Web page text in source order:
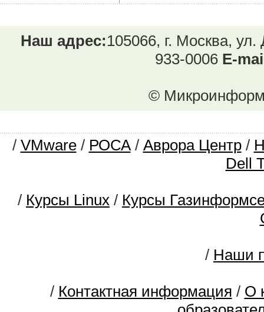
Наш адрес:105066, г. Москва,
933-0006 E-
©
/ VMware/ РОСА/ Аврора Центр/
Dell
/ Курсы Linux / Курсы
/ Наши
/ Контактная информация / О